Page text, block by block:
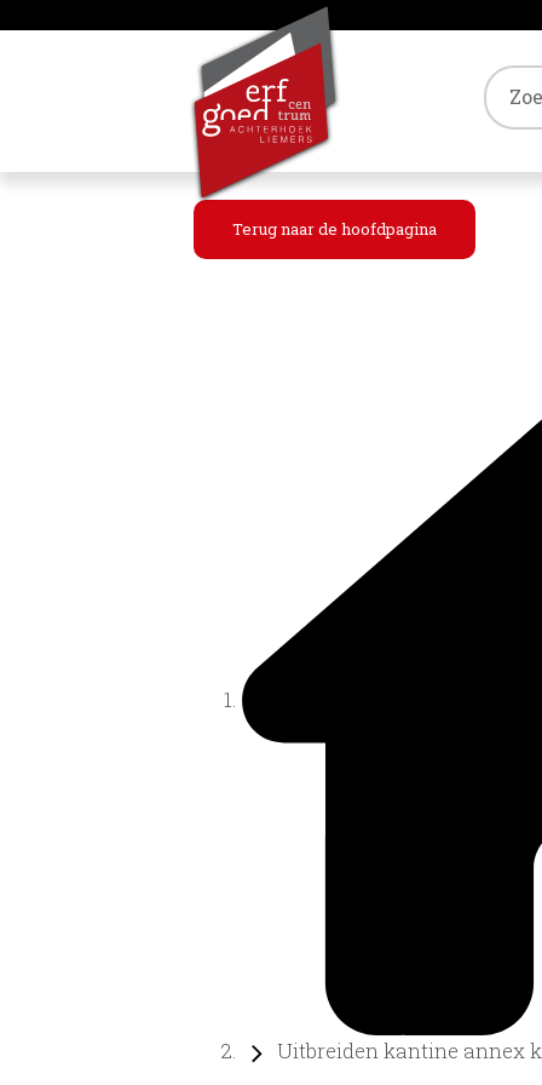
Terug naar de hoofdpagina
Uitbreiden kantine annex